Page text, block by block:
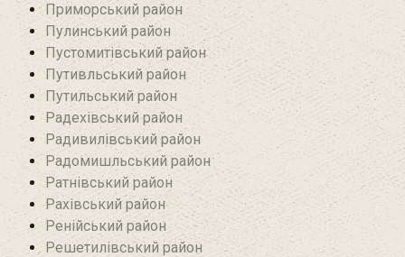
Приморський район
Пулинський район
Пустомитівський район
Путивльський район‎
Путильський район
Радехівський район
Радивилівський район
Радомишльський район‎
Ратнівський район
Рахівський район
Ренійський район
Решетилівський район